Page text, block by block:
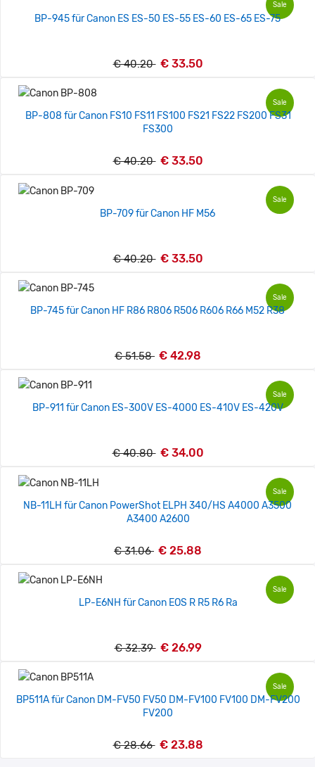
Sale
BP-945 für Canon ES ES-50 ES-55 ES-60 ES-65 ES-75
€ 40.20 € 33.50
Sale
BP-808 für Canon FS10 FS11 FS100 FS21 FS22 FS200 FS31
FS300
€ 40.20 € 33.50
Sale
BP-709 für Canon HF M56
€ 40.20 € 33.50
Sale
BP-745 für Canon HF R86 R806 R506 R606 R66 M52 R38
€ 51.58 € 42.98
Sale
BP-911 für Canon ES-300V ES-4000 ES-410V ES-420V
€ 40.80 € 34.00
Sale
NB-11LH für Canon PowerShot ELPH 340/HS A4000 A3500
A3400 A2600
€ 31.06 € 25.88
Sale
LP-E6NH für Canon EOS R R5 R6 Ra
€ 32.39 € 26.99
Sale
BP511A für Canon DM-FV50 FV50 DM-FV100 FV100 DM-FV200
FV200
€ 28.66 € 23.88